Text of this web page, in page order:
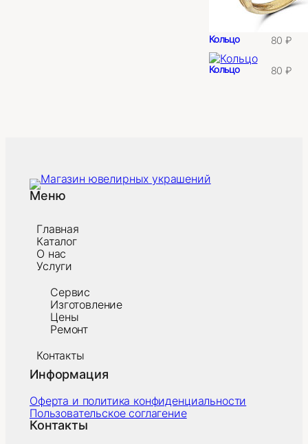
Кольцо 80₽
Кольцо 80₽
Меню
Главная
Каталог
О нас
Услуги
Сервис
Изготовление
Цены
Ремонт
Контакты
Информация
Оферта и политика конфиденциальности
Пользовательское соглагение
Контакты